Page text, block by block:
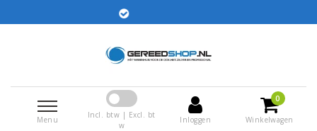
verstuurd
Menu
Incl. btw | Excl. bt
w
Inloggen
0
Winkelwagen